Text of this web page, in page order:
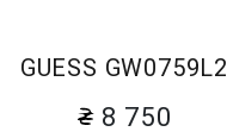
GUESS GW0759L2
8 750